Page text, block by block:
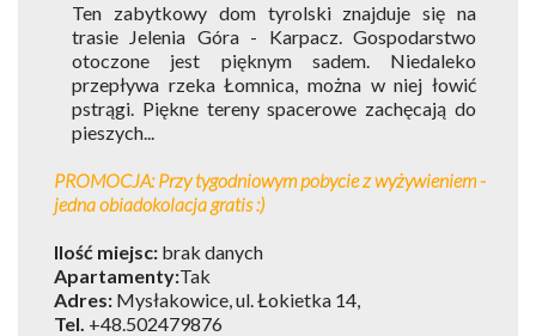
Ten zabytkowy dom tyrolski znajduje się na
trasie Jelenia Góra - Karpacz. Gospodarstwo
otoczone jest pięknym sadem. Niedaleko
przepływa rzeka Łomnica, można w niej łowić
pstrągi. Piękne tereny spacerowe zachęcają do
pieszych...
PROMOCJA: Przy tygodniowym pobycie z wyżywieniem -
jedna obiadokolacja gratis :)
Ilość miejsc: brak danych
Apartamenty:Tak
Adres: Mysłakowice, ul. Łokietka 14,
Tel. +48.502479876